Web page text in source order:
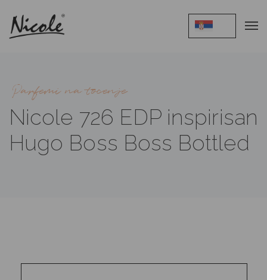
Parfemi na tocenje
Nicole 726 EDP inspirisan
Hugo Boss Boss Bottled